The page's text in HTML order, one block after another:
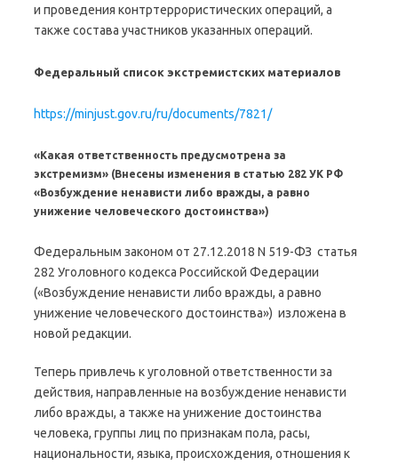
и проведения контртеррористических операций, а
также состава участников указанных операций.
Федеральный список экстремистских материалов
https://minjust.gov.ru/ru/documents/7821/
«Какая ответственность предусмотрена за
экстремизм» (Внесены изменения в статью 282 УК РФ
«Возбуждение ненависти либо вражды, а равно
унижение человеческого достоинства»)
Федеральным законом от 27.12.2018 N 519-ФЗ статья
282 Уголовного кодекса Российской Федерации
(«Возбуждение ненависти либо вражды, а равно
унижение человеческого достоинства») изложена в
новой редакции.
Теперь привлечь к уголовной ответственности за
действия, направленные на возбуждение ненависти
либо вражды, а также на унижение достоинства
человека, группы лиц по признакам пола, расы,
национальности, языка, происхождения, отношения к